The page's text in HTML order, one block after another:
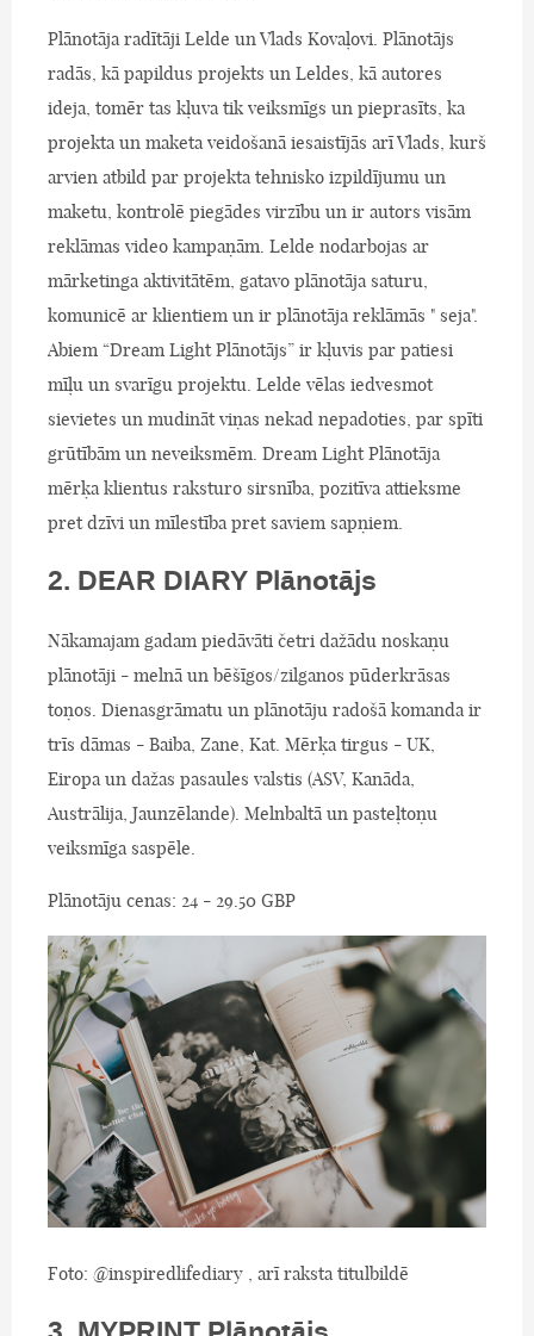
Plānotāja radītāji Lelde un Vlads Kovaļovi. Plānotājs
radās, kā papildus projekts un Leldes, kā autores
ideja, tomēr tas kļuva tik veiksmīgs un pieprasīts, ka
projekta un maketa veidošanā iesaistījās arī Vlads, kurš
arvien atbild par projekta tehnisko izpildījumu un
maketu, kontrolē piegādes virzību un ir autors visām
reklāmas video kampaņām. Lelde nodarbojas ar
mārketinga aktivitātēm, gatavo plānotāja saturu,
komunicē ar klientiem un ir plānotāja reklāmās " seja".
Abiem “Dream Light Plānotājs” ir kļuvis par patiesi
mīļu un svarīgu projektu. Lelde vēlas iedvesmot
sievietes un mudināt viņas nekad nepadoties, par spīti
grūtībām un neveiksmēm. Dream Light Plānotāja
mērķa klientus raksturo sirsnība, pozitīva attieksme
pret dzīvi un mīlestība pret saviem sapņiem.
2. DEAR DIARY Plānotājs
Nākamajam gadam piedāvāti četri dažādu noskaņu
plānotāji - melnā un bēšīgos/zilganos pūderkrāsas
toņos. Dienasgrāmatu un plānotāju radošā komanda ir
trīs dāmas - Baiba, Zane, Kat. Mērķa tirgus - UK,
Eiropa un dažas pasaules valstis (ASV, Kanāda,
Austrālija, Jaunzēlande). Melnbaltā un pasteļtoņu
veiksmīga saspēle.
Plānotāju cenas: 24 - 29.50 GBP
Foto: @inspiredlifediary , arī raksta titulbildē